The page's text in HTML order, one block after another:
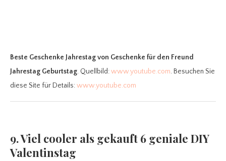
Beste Geschenke Jahrestagvon Geschenke für den Freund
Jahrestag Geburtstag. Quellbild:www.youtube.com. Besuchen Sie
diese Site für Details:www.youtube.com
9. Viel cooler als gekauft 6 geniale DIY
Valentinstag